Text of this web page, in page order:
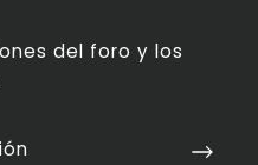
del foro y los